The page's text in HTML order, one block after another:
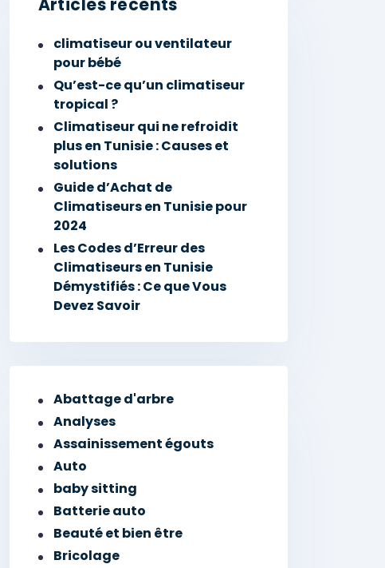
Articles récents
climatiseur ou ventilateur
pour bébé
Qu’est-ce qu’un climatiseur
tropical ?
Climatiseur qui ne refroidit
plus en Tunisie : Causes et
solutions
Guide d’Achat de
Climatiseurs en Tunisie pour
2024
Les Codes d’Erreur des
Climatiseurs en Tunisie
Démystifiés : Ce que Vous
Devez Savoir
Abattage d'arbre
Analyses
Assainissement égouts
Auto
baby sitting
Batterie auto
Beauté et bien être
Bricolage